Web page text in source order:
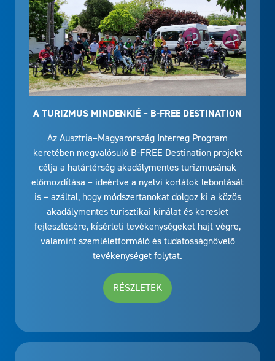
A TURIZMUS MINDENKIÉ – B-FREE DESTINATION
Az Ausztria–Magyarország Interreg Program
keretében megvalósuló B-FREE Destination projekt
célja a határtérség akadálymentes turizmusának
előmozdítása – ideértve a nyelvi korlátok lebontását
is – azáltal, hogy módszertanokat dolgoz ki a közös
akadálymentes turisztikai kínálat és kereslet
fejlesztésére, kísérleti tevékenységeket hajt végre,
valamint szemléletformáló és tudatosságnövelő
tevékenységet folytat.
RÉSZLETEK